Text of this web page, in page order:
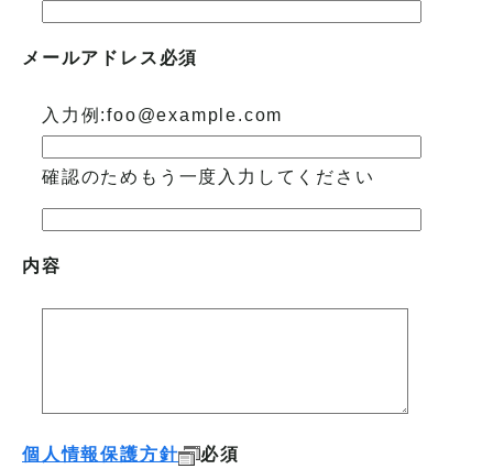
メールアドレス 必須
入力例:foo@example.com
確認のためもう一度入力してください
内容
個人情報保護方針 必須